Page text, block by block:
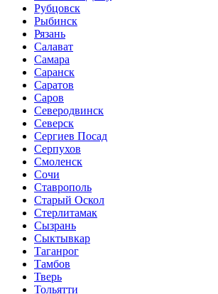
Рубцовск
Рыбинск
Рязань
Салават
Самара
Саранск
Саратов
Саров
Северодвинск
Северск
Сергиев Посад
Серпухов
Смоленск
Сочи
Ставрополь
Старый Оскол
Стерлитамак
Сызрань
Сыктывкар
Таганрог
Тамбов
Тверь
Тольятти